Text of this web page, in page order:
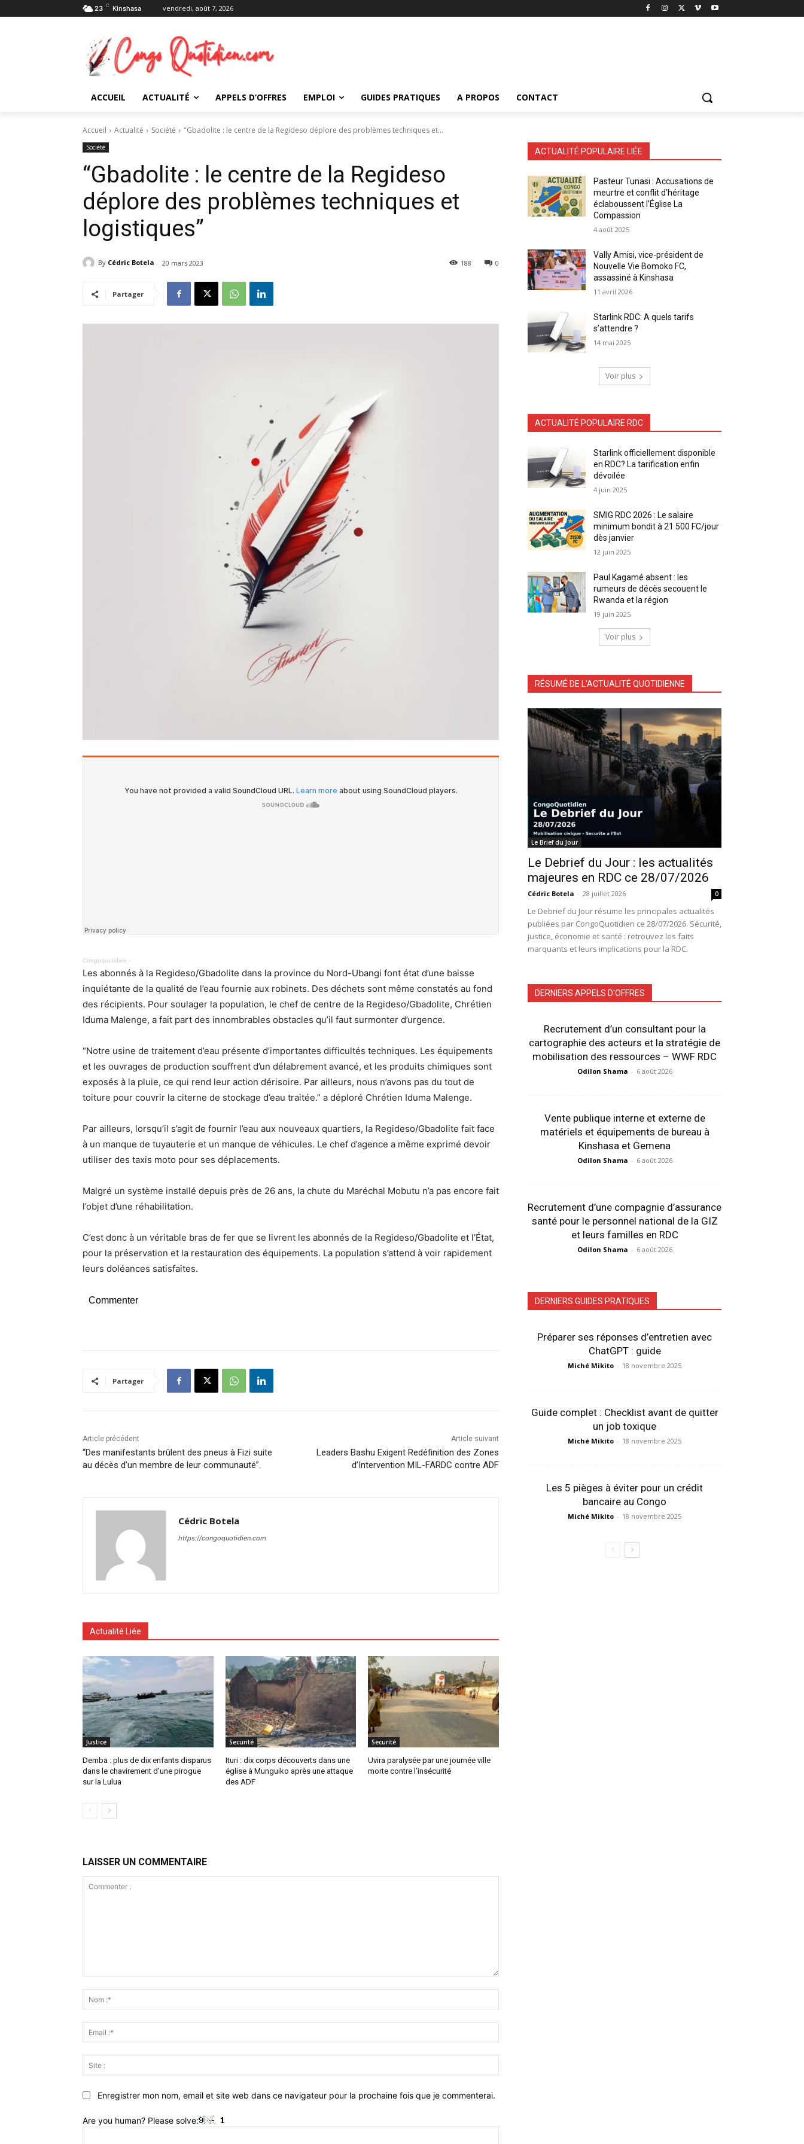
23 C Kinshasa vendredi, août 7, 2026
ACCUEIL ACTUALITÉ APPELS D’OFFRES EMPLOI GUIDES PRATIQUES A PROPOS CONTACT
Accueil Actualité Société "Gbadolite : le centre de la Regideso déplore des problèmes techniques et...
Société
“Gbadolite : le centre de la Regideso
déplore des problèmes techniques et
logistiques”
By Cédric Botela 20 mars 2023 0
188
Partager
Congoquotidien ·
Les abonnés à la Regideso/Gbadolite dans la province du Nord-Ubangi font état d’une baisse
inquiétante de la qualité de l’eau fournie aux robinets. Des déchets sont même constatés au fond
des récipients. Pour soulager la population, le chef de centre de la Regideso/Gbadolite, Chrétien
Iduma Malenge, a fait part des innombrables obstacles qu’il faut surmonter d’urgence.
“Notre usine de traitement d’eau présente d’importantes difficultés techniques. Les équipements
et les ouvrages de production souffrent d’un délabrement avancé, et les produits chimiques sont
exposés à la pluie, ce qui rend leur action dérisoire. Par ailleurs, nous n’avons pas du tout de
toiture pour couvrir la citerne de stockage d’eau traitée.” a déploré Chrétien Iduma Malenge.
Par ailleurs, lorsqu’il s’agit de fournir l’eau aux nouveaux quartiers, la Regideso/Gbadolite fait face
à un manque de tuyauterie et un manque de véhicules. Le chef d’agence a même exprimé devoir
utiliser des taxis moto pour ses déplacements.
Malgré un système installé depuis près de 26 ans, la chute du Maréchal Mobutu n’a pas encore fait
l’objet d’une réhabilitation.
C’est donc à un véritable bras de fer que se livrent les abonnés de la Regideso/Gbadolite et l’État,
pour la préservation et la restauration des équipements. La population s’attend à voir rapidement
leurs doléances satisfaites.
Commenter
Partager
Article précédent
“Des manifestants brûlent des pneus à Fizi suite
au décès d’un membre de leur communauté”.
Article suivant
Leaders Bashu Exigent Redéfinition des Zones
d’Intervention MIL-FARDC contre ADF
Cédric Botela
https://congoquotidien.com
Actualité Liée
Justice
Demba : plus de dix enfants disparus
dans le chavirement d’une pirogue
sur la Lulua
Securité
Ituri : dix corps découverts dans une
église à Munguiko après une attaque
des ADF
Securité
Uvira paralysée par une journée ville
morte contre l’insécurité
LAISSER UN COMMENTAIRE
:*
:*
:
Enregistrer mon nom, email et site web dans ce navigateur pour la prochaine fois que je commenterai.
Are you human? Please solve:
ACTUALITÉ POPULAIRE LIÉE
Pasteur Tunasi : Accusations de
meurtre et conflit d’héritage
éclaboussent l’Église La
Compassion
4 août 2025
Vally Amisi, vice-président de
Nouvelle Vie Bomoko FC,
assassiné à Kinshasa
11 avril 2026
Starlink RDC: A quels tarifs
s’attendre ?
14 mai 2025
Voir plus
ACTUALITÉ POPULAIRE RDC
Starlink officiellement disponible
en RDC? La tarification enfin
dévoilée
4 juin 2025
SMIG RDC 2026 : Le salaire
minimum bondit à 21 500 FC/jour
dès janvier
12 juin 2025
Paul Kagamé absent : les
rumeurs de décès secouent le
Rwanda et la région
19 juin 2025
Voir plus
RÉSUMÉ DE L'ACTUALITÉ QUOTIDIENNE
Le Brief du Jour
Le Debrief du Jour : les actualités
majeures en RDC ce 28/07/2026
Cédric Botela - 28 juillet 2026 0
Le Debrief du Jour résume les principales actualités
publiées par CongoQuotidien ce 28/07/2026. Sécurité,
justice, économie et santé : retrouvez les faits
marquants et leurs implications pour la RDC.
DERNIERS APPELS D'OFFRES
Recrutement d’un consultant pour la
cartographie des acteurs et la stratégie de
mobilisation des ressources – WWF RDC
Odilon Shama - 6 août 2026
Vente publique interne et externe de
matériels et équipements de bureau à
Kinshasa et Gemena
Odilon Shama - 6 août 2026
Recrutement d’une compagnie d’assurance
santé pour le personnel national de la GIZ
et leurs familles en RDC
Odilon Shama - 6 août 2026
DERNIERS GUIDES PRATIQUES
Préparer ses réponses d’entretien avec
ChatGPT : guide
Miché Mikito - 18 novembre 2025
Guide complet : Checklist avant de quitter
un job toxique
Miché Mikito - 18 novembre 2025
Les 5 pièges à éviter pour un crédit
bancaire au Congo
Miché Mikito - 18 novembre 2025